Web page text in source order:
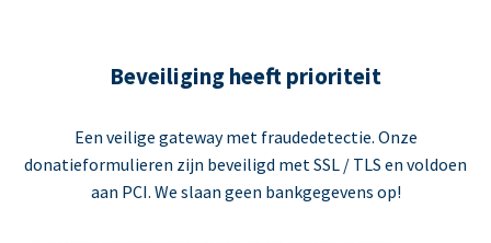
Beveiliging heeft prioriteit
Een veilige gateway met fraudedetectie. Onze
donatieformulieren zijn beveiligd met SSL / TLS en voldoen
aan PCI. We slaan geen bankgegevens op!